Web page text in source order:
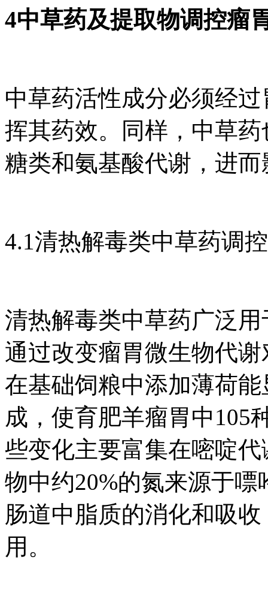
4中草药及提取物调控瘤
中草药活性成分必须经
挥其药效。同样，中草
糖类和氨基酸代谢，进
4.1清热解毒类中草药调
清热解毒类中草药广泛
通过改变瘤胃微生物代
在基础饲粮中添加薄荷
成，使育肥羊瘤胃中105
些变化主要富集在嘧啶
物中约20%的氮来源于
肠道中脂质的消化和吸
用。